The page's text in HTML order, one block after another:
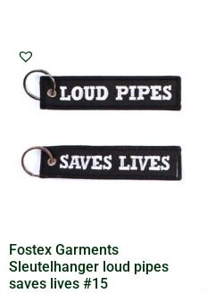
Fostex Garments
Sleutelhanger loud pipes
saves lives #15